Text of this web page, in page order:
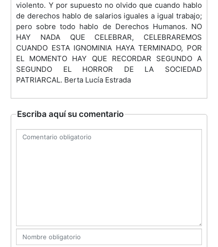
violento. Y por supuesto no olvido que cuando hablo
de derechos hablo de salarios iguales a igual trabajo;
pero sobre todo hablo de Derechos Humanos. NO
HAY NADA QUE CELEBRAR, CELEBRAREMOS
CUANDO ESTA IGNOMINIA HAYA TERMINADO, POR
EL MOMENTO HAY QUE RECORDAR SEGUNDO A
SEGUNDO EL HORROR DE LA SOCIEDAD
PATRIARCAL. Berta Lucía Estrada
Escriba aquí su comentario